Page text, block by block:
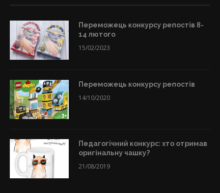
Переможець конкурсу репостів 8-
14 лютого
15/02/2023
Переможець конкурсу репостів
14/10/2020
Педагогічний конкурс: хто отримав
оригінальну чашку?
21/08/2019